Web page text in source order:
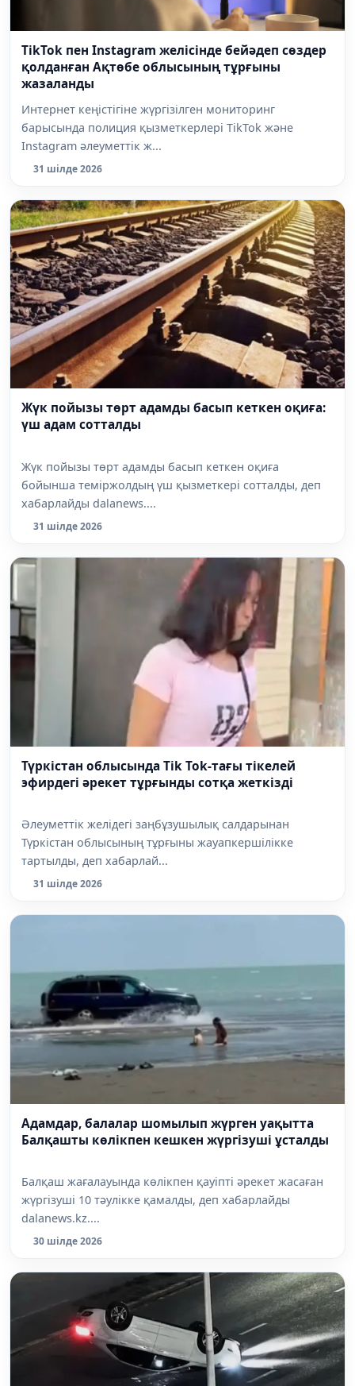
TikTok пен Instagram желісінде бейәдеп сөздер
қолданған Ақтөбе облысының тұрғыны
жазаланды
Интернет кеңістігіне жүргізілген мониторинг
барысында полиция қызметкерлері TikTok және
Instagram әлеуметтік ж...
31 шілде 2026
Жүк пойызы төрт адамды басып кеткен оқиға:
үш адам сотталды
Жүк пойызы төрт адамды басып кеткен оқиға
бойынша теміржолдың үш қызметкері сотталды, деп
хабарлайды dalanews....
31 шілде 2026
Түркістан облысында Tik Tok-тағы тікелей
эфирдегі әрекет тұрғынды сотқа жеткізді
Әлеуметтік желідегі заңбұзушылық салдарынан
Түркістан облысының тұрғыны жауапкершілікке
тартылды, деп хабарлай...
31 шілде 2026
Адамдар, балалар шомылып жүрген уақытта
Балқашты көлікпен кешкен жүргізуші ұсталды
Балқаш жағалауында көлікпен қауіпті әрекет жасаған
жүргізуші 10 тәулікке қамалды, деп хабарлайды
dalanews.kz....
30 шілде 2026